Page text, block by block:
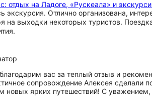
отдых на Ладоге, «Рускеала» и
экскурсия. Отлично организована,
на выходки некоторых туристов.
вас за теплый отзыв и
сопровождение Алексея сделали
новых ярких путешествий! С